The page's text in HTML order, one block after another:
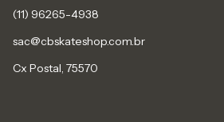
sac@cbskateshop.com.br
Cx Postal, 75570